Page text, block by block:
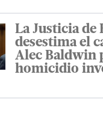
La Justicia de
desestima el
Alec Baldwin
homicidio